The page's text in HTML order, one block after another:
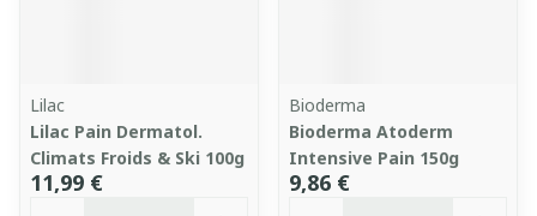
Lilac
Lilac Pain Dermatol.
Climats Froids & Ski 100g
11,99 €
Bioderma
Bioderma Atoderm
Intensive Pain 150g
9,86 €